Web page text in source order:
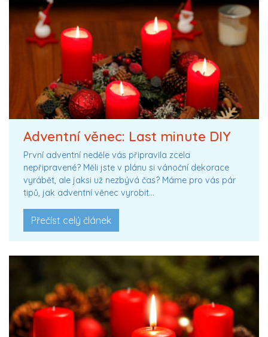
Adventní věnec: Last minute DIY
První adventní neděle vás připravila zcela
nepřipravené? Měli jste v plánu si vánoční dekorace
vyrábět, ale jaksi už nezbývá čas? Máme pro vás pár
tipů, jak adventní věnec vyrobit…
Přečíst celý článek